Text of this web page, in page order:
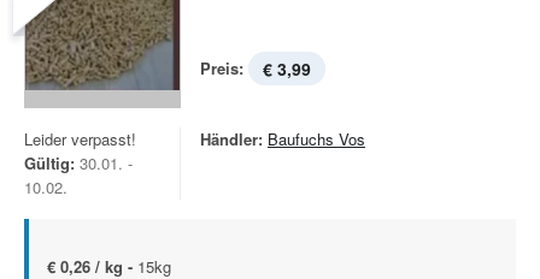
Preis: € 3,99
Leider verpasst!
Gültig: 30.01. -
10.02.
Händler: Baufuchs Vos
€ 0,26 / kg - 15kg